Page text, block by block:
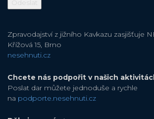
Zpravodajství z jižního Kavkazu zasjišťuje
Křížová 15, Brno
nesehnuti.cz
Chcete nás podpořit v našich
Poslat dar můžete jednoduše a rychle
na podporte.nesehnuti.cz